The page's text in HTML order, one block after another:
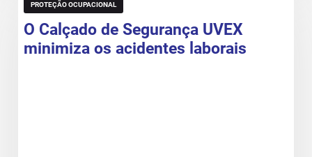
PROTEÇÃO OCUPACIONAL
O Calçado de Segurança UVEX
minimiza os acidentes laborais